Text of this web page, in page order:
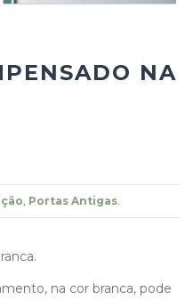
NA
Portas Antigas
na cor branca, pode